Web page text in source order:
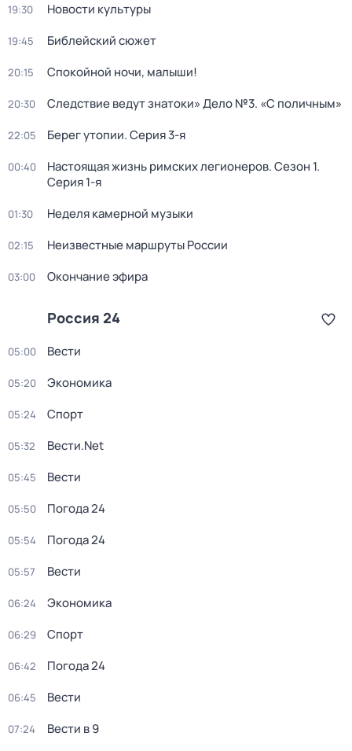
19:30 Новости культуры
19:45 Библейский сюжет
20:15 Спокойной ночи, малыши!
20:30 Следствие ведут знатоки» Дело №3. «С поличным»
22:05 Берег утопии. Серия 3-я
00:40 Настоящая жизнь римских легионеров. Сезон 1.
Серия 1-я
01:30 Неделя камерной музыки
02:15 Неизвестные маршруты России
03:00 Окончание эфира
Россия 24
05:00 Вести
05:20 Экономика
05:24 Спорт
05:32 Вести.Net
05:45 Вести
05:50 Погода 24
05:54 Погода 24
05:57 Вести
06:24 Экономика
06:29 Спорт
06:42 Погода 24
06:45 Вести
07:24 Вести в 9